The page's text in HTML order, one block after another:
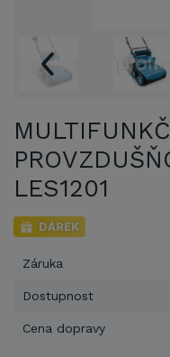
LES1201
DÁREK
Záruka
Dostupnost
Cena dopravy